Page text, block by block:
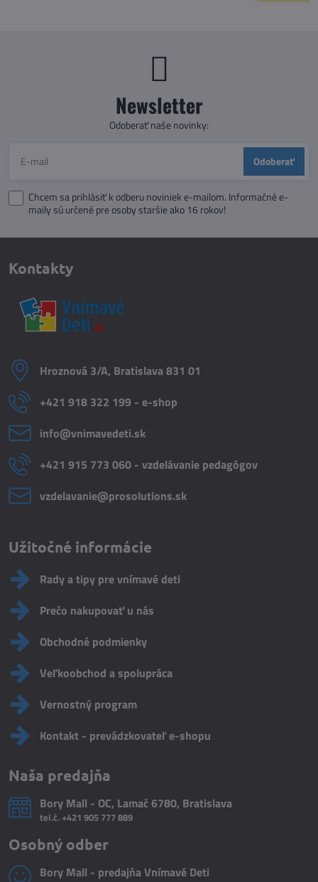
Newsletter
Odoberať naše novinky:
Odoberať
Chcem sa prihlásiť k odberu noviniek e-mailom. Informačné e-
maily sú určené pre osoby staršie ako 16 rokov!
Kontakty
Hroznová 3/A, Bratislava 831 01
+421 918 322 199 - e-shop
info​@vnimavedeti​.sk
+421 915 773 060 - vzdelávanie pedagógov
vzdelavanie​@prosolutions​.sk
Užitočné informácie
Rady a tipy pre vnímavé deti
Prečo nakupovať u nás
Obchodné podmienky
Veľkoobchod a spolupráca
Vernostný program
Kontakt - prevádzkovateľ e-shopu
Naša predajňa
Bory Mall - OC, Lamač 6780, Bratislava
tel.č.+421 905 777 889
Osobný odber
Bory Mall - predajňa Vnímavé Deti